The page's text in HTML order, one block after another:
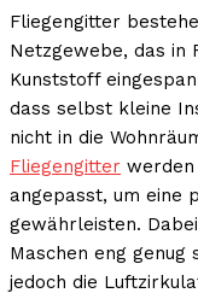
Fliegengitter
Netzgewebe, das in
Kunststoff
dass selbst kleine
nicht in die
Fliegengitter werden
angepasst, um eine
gewährleisten.
Maschen eng genug
jedoch die